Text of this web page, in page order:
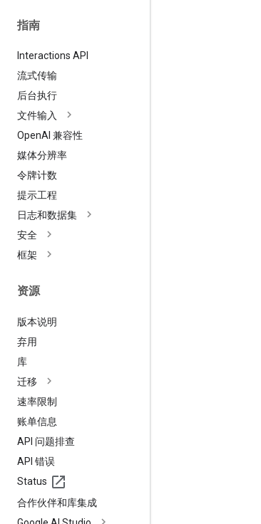
指南
Interactions API
流式传输
后台执行
文件输入
OpenAI 兼容性
媒体分辨率
令牌计数
提示工程
日志和数据集
安全
框架
资源
版本说明
弃用
库
迁移
速率限制
账单信息
API 问题排查
API 错误
Status
合作伙伴和库集成